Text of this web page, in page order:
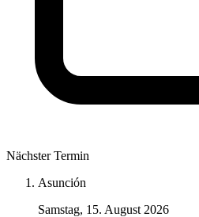
Nächster Termin
Asunción
Samstag, 15. August 2026